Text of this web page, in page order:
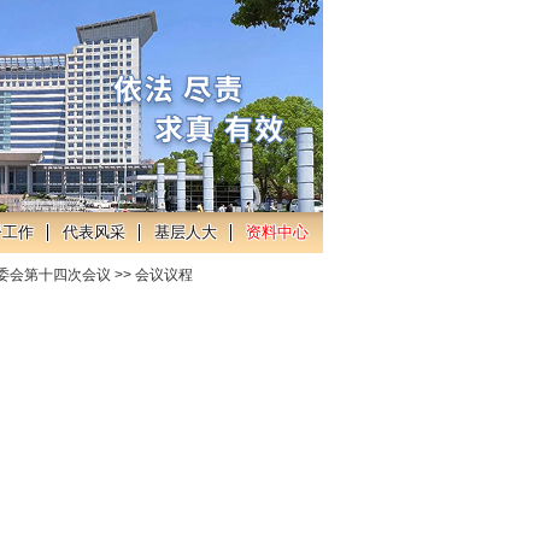
作 代表风采 基层人大 资料中心
会第十四次会议 >> 会议议程